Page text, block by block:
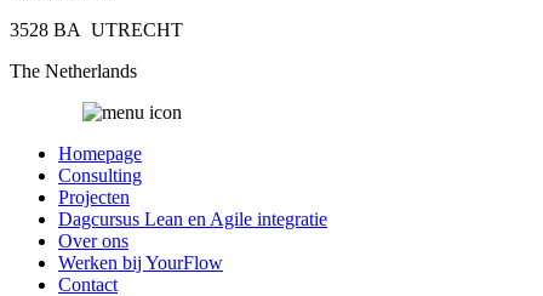
3528 BA UTRECHT
The Netherlands
Homepage
Consulting
Projecten
Dagcursus Lean en Agile integratie
Over ons
Werken bij YourFlow
Contact